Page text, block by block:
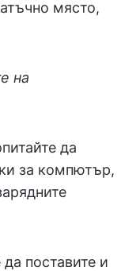
място,
на
да
за компютър,
поставите и